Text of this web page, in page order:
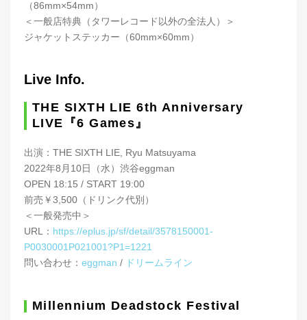
（86mm×54mm）
＜一般店特典（タワーレコード以外の全法人）＞
ジャケットステッカー（60mm×60mm）
Live Info.
THE SIXTH LIE 6th Anniversary
LIVE『6 Games』
出演：THE SIXTH LIE, Ryu Matsuyama
2022年8月10日（水）渋谷eggman
OPEN 18:15 / START 19:00
前売￥3,500（ドリンク代別）
＜一般発売中＞
URL： https://eplus.jp/sf/detail/3578150001-
P0030001P021001?P1=1221
問い合わせ： eggman / ドリームライン
Millennium Deadstock Festival